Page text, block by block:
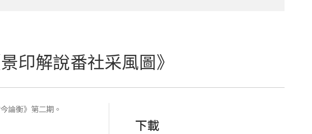
解說番社采風圖》
論衡》第二期。
下載